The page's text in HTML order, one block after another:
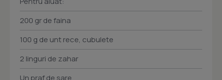
200 gr de faina
100 g de unt rece, cubulete
2 linguri de zahar
Un praf de sare